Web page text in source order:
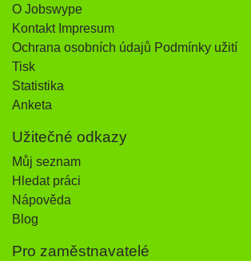
O Jobswype
Kontakt Impresum
Ochrana osobních údajů Podmínky užití
Tisk
Statistika
Anketa
Užitečné odkazy
Můj seznam
Hledat práci
Nápověda
Blog
Pro zaměstnavatelé